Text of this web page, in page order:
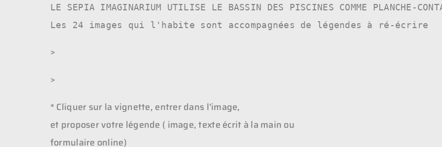
LE SEPIA IMAGINARIUM UTILISE LE BASSIN DES PISCINES COMME PLANCHE-
Les 24 images qui l'habite sont accompagnées de légendes à ré-écrire
>
>
* Cliquer sur la vignette, entrer dans l’image,
et proposer votre légende ( image, texte écrit à la main ou
formulaire online)